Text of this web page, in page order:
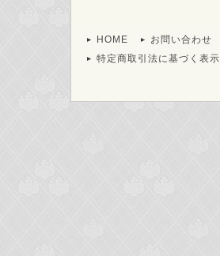
HOME お問い合わせ
特定商取引法に基づく表示